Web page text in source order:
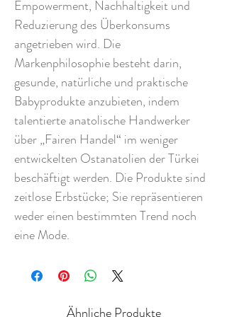
Empowerment, Nachhaltigkeit und
Reduzierung des Überkonsums
angetrieben wird. Die
Markenphilosophie besteht darin,
gesunde, natürliche und praktische
Babyprodukte anzubieten, indem
talentierte anatolische Handwerker
über „Fairen Handel“ im weniger
entwickelten Ostanatolien der Türkei
beschäftigt werden. Die Produkte sind
zeitlose Erbstücke; Sie repräsentieren
weder einen bestimmten Trend noch
eine Mode.
Ähnliche Produkte